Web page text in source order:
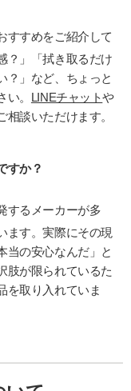
すすめをご紹介して
？」「拭き取るだけ
？」など、ちょっと
。 LINEチャットや
相談いただけます。
すか？
するメーカーが多
ます。実際にその現
当の安心なんだ」と
肢が限られているた
を取り入れていま